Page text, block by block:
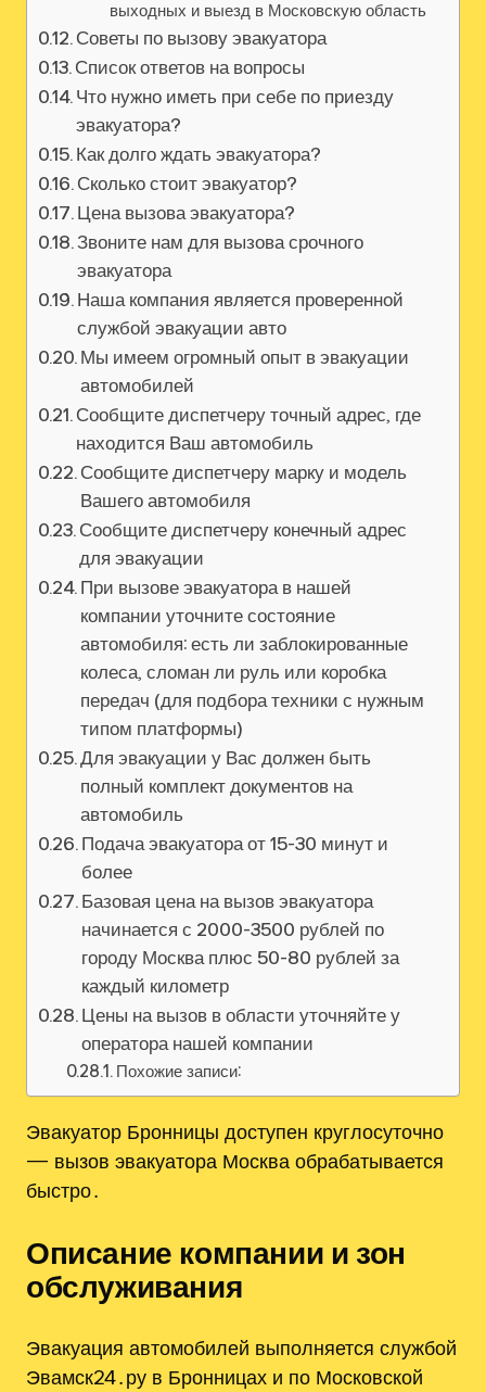
выходных и выезд в Московскую область
Советы по вызову эвакуатора
Список ответов на вопросы
Что нужно иметь при себе по приезду
эвакуатора?
Как долго ждать эвакуатора?
Сколько стоит эвакуатор?
Цена вызова эвакуатора?
Звоните нам для вызова срочного
эвакуатора
Наша компания является проверенной
службой эвакуации авто
Мы имеем огромный опыт в эвакуации
автомобилей
Сообщите диспетчеру точный адрес‚ где
находится Ваш автомобиль
Сообщите диспетчеру марку и модель
Вашего автомобиля
Сообщите диспетчеру конечный адрес
для эвакуации
При вызове эвакуатора в нашей
компании уточните состояние
автомобиля: есть ли заблокированные
колеса‚ сломан ли руль или коробка
передач (для подбора техники с нужным
типом платформы)
Для эвакуации у Вас должен быть
полный комплект документов на
автомобиль
Подача эвакуатора от 15-30 минут и
более
Базовая цена на вызов эвакуатора
начинается с 2000-3500 рублей по
городу Москва плюс 50-80 рублей за
каждый километр
Цены на вызов в области уточняйте у
оператора нашей компании
Похожие записи:
Эвакуатор Бронницы доступен круглосуточно
— вызов эвакуатора Москва обрабатывается
быстро․
Описание компании и зон
обслуживания
Эвакуация автомобилей выполняется службой
Эвамск24․ру в Бронницах и по Московской